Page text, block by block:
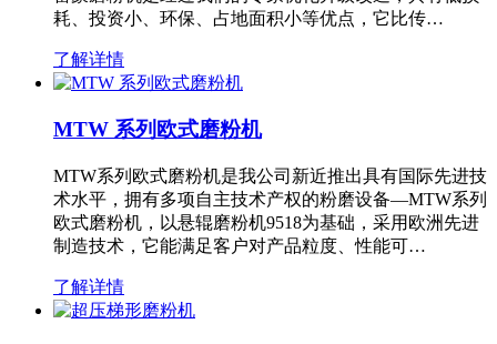
耗、投资小、环保、占地面积小等优点，它比传…
了解详情
MTW 系列欧式磨粉机
MTW系列欧式磨粉机是我公司新近推出具有国际先进技
术水平，拥有多项自主技术产权的粉磨设备—MTW系列
欧式磨粉机，以悬辊磨粉机9518为基础，采用欧洲先进
制造技术，它能满足客户对产品粒度、性能可…
了解详情